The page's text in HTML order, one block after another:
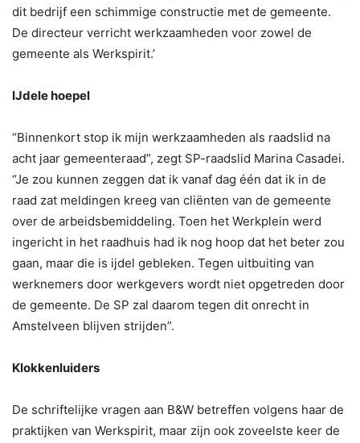
dit bedrijf een schimmige constructie met de gemeente.
De directeur verricht werkzaamheden voor zowel de
gemeente als Werkspirit.’
IJdele hoepel
“Binnenkort stop ik mijn werkzaamheden als raadslid na
acht jaar gemeenteraad”, zegt SP-raadslid Marina Casadei.
“Je zou kunnen zeggen dat ik vanaf dag één dat ik in de
raad zat meldingen kreeg van cliënten van de gemeente
over de arbeidsbemiddeling. Toen het Werkplein werd
ingericht in het raadhuis had ik nog hoop dat het beter zou
gaan, maar die is ijdel gebleken. Tegen uitbuiting van
werknemers door werkgevers wordt niet opgetreden door
de gemeente. De SP zal daarom tegen dit onrecht in
Amstelveen blijven strijden”.
Klokkenluiders
De schriftelijke vragen aan B&W betreffen volgens haar de
praktijken van Werkspirit, maar zijn ook zoveelste keer de